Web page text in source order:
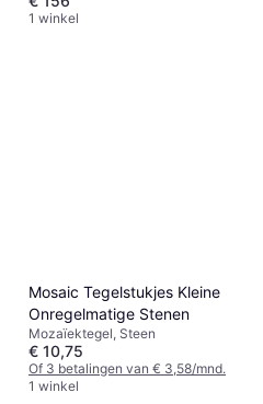
1 winkel
Mosaic Tegelstukjes Kleine
Onregelmatige Stenen
Mozaïektegel, Steen
€ 10,75
Of 3 betalingen van € 3,58/mnd.
1 winkel